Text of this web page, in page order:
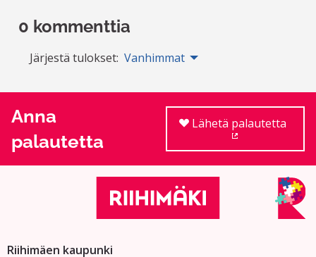
0 kommenttia
Järjestä tulokset: Vanhimmat
Anna
palautetta
Lähetä palautetta
Riihimäen kaupunki